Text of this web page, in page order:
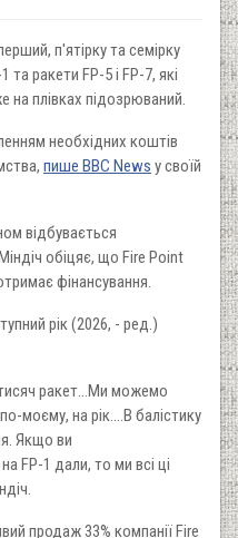
п'ятірку та семірку
та ракети FP-5 i FP-7, які
на плівках підозрюваний.
необхідних коштів
пише ВВС News у своїй
відбувається
обіцяє, що Fire Point
фінансування.
рік (2026, - ред.)
ракет...Ми можемо
моєму, на рік....В балістику
Якщо ви
FP-1 дали, то ми всі ці
продаж 33% компанії Fire